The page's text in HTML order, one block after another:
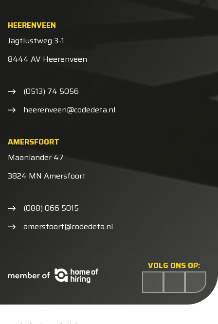
VOLG ONS OP:
HEERENVEEN
Jagtlustweg 3-1
8444 AV Heerenveen
(0513) 74 5056
heerenveen@codedeta.nl
AMERSFOORT
Maanlander 47
3824 MN Amersfoort
(088) 066 5015
amersfoort@codedeta.nl